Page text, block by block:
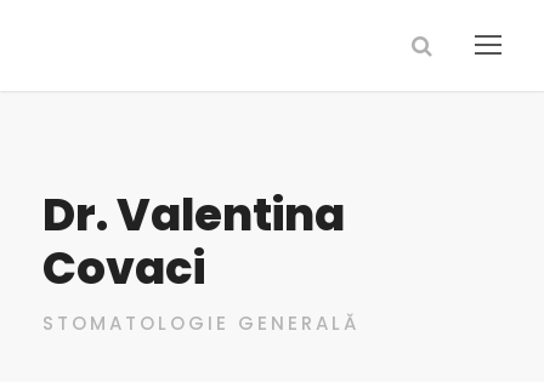
Dr. Valentina
Covaci
STOMATOLOGIE GENERALĂ